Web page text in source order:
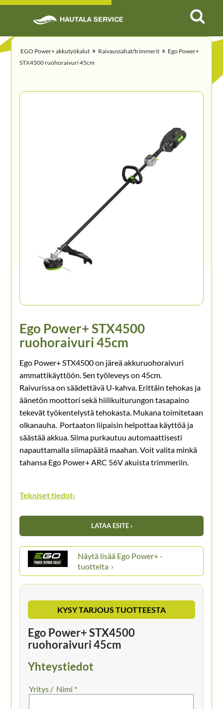
EGO Power+ akkutyökalut » Raivaussahat/trimmerit » Ego Power+
STX4500 ruohoraivuri 45cm
Ego Power+ STX4500
ruohoraivuri 45cm
Ego Power+ STX4500 on järeä akkuruohoraivuri
ammattikäyttöön. Sen työleveys on 45cm.
Raivurissa on säädettävä U-kahva. Erittäin tehokas ja
äänetön moottori sekä hiilikuiturungon tasapaino
tekevät työkentelystä tehokasta. Mukana toimitetaan
olkanauha. Portaaton liipaisin helpottaa käyttöä ja
säästää akkua. Siima purkautuu automaattisesti
napauttamalla siimapäätä maahan. Voit valita minkä
tahansa Ego Power+ ARC 56V akuista trimmeriin.
Tekniset tiedot›
LATAA ESITE ›
Ego Power+ -
tuotteita
KYSY TARJOUS TUOTTEESTA
Ego Power+ STX4500
ruohoraivuri 45cm
Yhteystiedot
Nimi *